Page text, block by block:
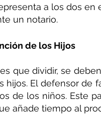
como se hace
a los dos en
un notario.
de los Hijos
que dividir, se
hijos. El defensor de
de los niños. Este
añade tiempo al